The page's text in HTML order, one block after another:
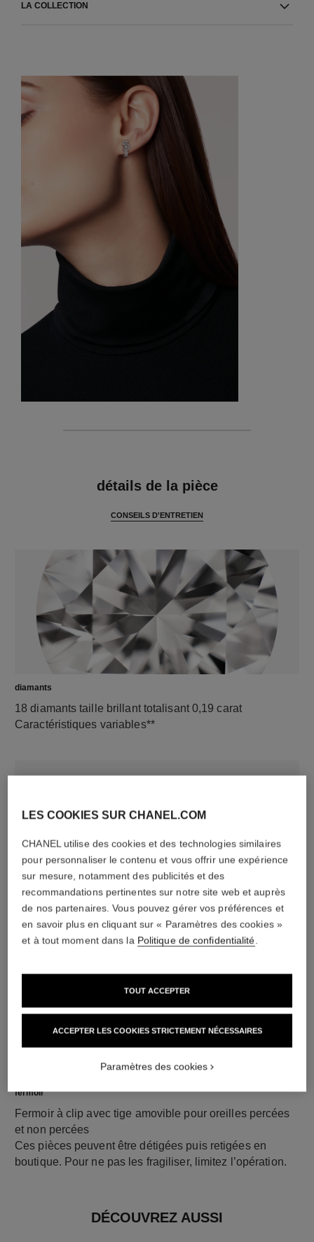
LA COLLECTION
détails de la pièce
CONSEILS D'ENTRETIEN
diamants
18 diamants taille brillant totalisant 0,19 carat
Caractéristiques variables**
matériau
Or blanc 18 carats (750/1000)
fermoir
Fermoir à clip avec tige amovible pour oreilles percées
et non percées
Ces pièces peuvent être détigées puis retigées en
boutique. Pour ne pas les fragiliser, limitez l’opération.
DÉCOUVREZ AUSSI
LES COOKIES SUR CHANEL.COM
CHANEL utilise des cookies et des technologies similaires
pour personnaliser le contenu et vous offrir une expérience
sur mesure, notamment des publicités et des
recommandations pertinentes sur notre site web et auprès
de nos partenaires. Vous pouvez gérer vos préférences et
en savoir plus en cliquant sur « Paramètres des cookies »
et à tout moment dans la Politique de confidentialité.
ACCEPTER LES COOKIES STRICTEMENT NÉCESSAIRES
TOUT ACCEPTER
Paramètres des cookies